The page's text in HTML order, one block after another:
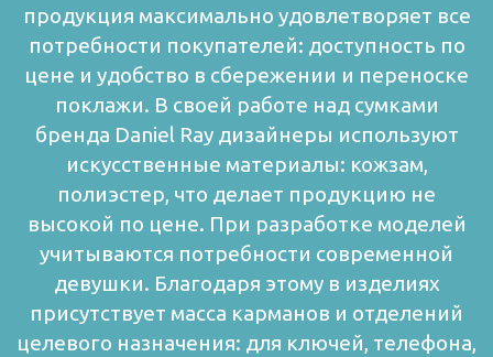
продукция максимально удовлетворяет все
потребности покупателей: доступность по
цене и удобство в сбережении и переноске
поклажи. В своей работе над сумками
бренда Daniel Ray дизайнеры используют
искусственные материалы: кожзам,
полиэстер, что делает продукцию не
высокой по цене. При разработке моделей
учитываются потребности современной
девушки. Благодаря этому в изделиях
присутствует масса карманов и отделений
целевого назначения: для ключей, телефона,